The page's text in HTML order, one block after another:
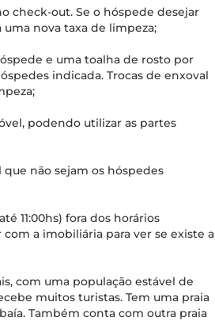
check-out. Se o hóspede desejar
uma nova taxa de limpeza;
e uma toalha de rosto por
indicada. Trocas de enxoval
podendo utilizar as partes
não sejam os hóspedes
11:00hs) fora dos horários
a imobiliária para ver se existe a
com uma população estável de
muitos turistas. Tem uma praia
Também conta com outra praia